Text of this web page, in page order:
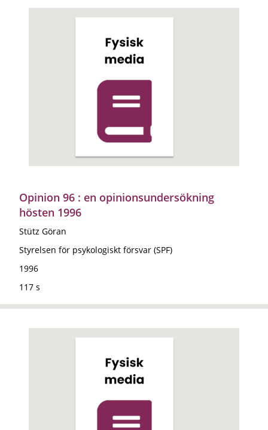
Opinion 96 : en opinionsundersökning
hösten 1996
Stütz Göran
Styrelsen för psykologiskt försvar (SPF)
1996
117 s